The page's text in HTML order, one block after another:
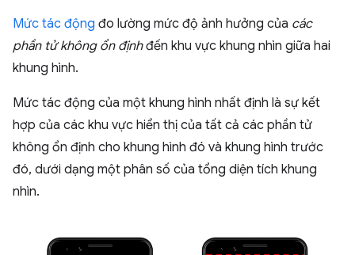
Mức tác động đo lường mức độ ảnh hưởng của các
phần tử không ổn địnhđến khu vực khung nhìn giữa hai
khung hình.
Mức tác động của một khung hình nhất định là sự kết
hợp của các khu vực hiển thị của tất cả các phần tử
không ổn định cho khung hình đó và khung hình trước
đó, dưới dạng một phân số của tổng diện tích khung
nhìn.